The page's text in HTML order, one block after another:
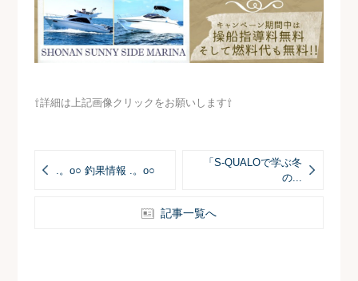
⇧詳細は上記画像クリックをお願いします⇧
.。o○ 釣果情報 .。o○
「S-QUALOで学ぶ冬
の...
記事一覧へ